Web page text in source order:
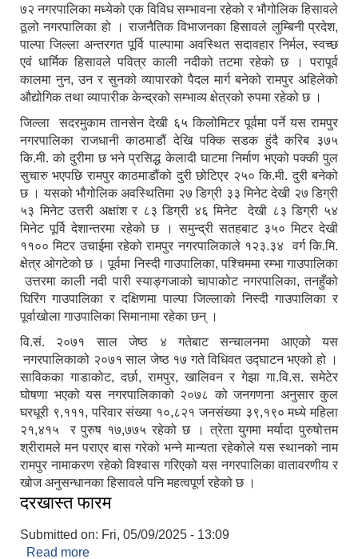
७२ नगरपालिका मध्येको एक विविध सम्भावना रहेको र भौगोलिक हिसावले
ठूलो नगरपालिका हो । राजनैतिक विभाजनका हिसावले लुम्बिनी प्रदेश,
पाल्पा जिल्ला अन्तरगत पूर्वि पाल्पामा अवस्थित सदावहार निर्मल, स्वच्छ
एवं धार्मिक हिसावले पवित्र काली नदीको तटमा रहेको छ । परापूर्व
कालमा नुन, उन र सुनको व्यापारको पैदल मार्ग बनेको रामपुर अहिलेको
औद्योगिक तथा व्यापारीक केन्द्रको सम्भाव्य क्षेत्रको रुपमा रहेको छ ।
जिल्ला सदरमुकाम तानसेन देखी ६५ किलोमिटर पूर्वमा पर्ने यस रामपुर
नगरपालिका राजधानी काठमाडौं देखि पक्कि सडक हुंदै करिब ३७५
कि.मी. को दुरीमा छ भने प्रसिद्ध केलादी घाटमा निर्माण भएको पक्की पुल
सुचारु भएपछि रामपुर काठमाडौंको दुरी छोटिएर २५० कि.मी. दुरी बनेको
छ । यसको भौगोलिक अवस्थितिमा २७ डिग्री ३३ मिनेट देखी २७ डिग्री
५३ मिनेट उत्तरी अक्षांश र ८३ डिग्री ४६ मिनेट देखी ८३ डिग्री ५४
मिनेट पूर्वि देशान्तरमा रहेको छ । समुन्द्री सतहबाट ३५० मिटर देखी
११०० मिटर उचाईमा रहेको रामपुर नगरपालिकाले १२३.३४ वर्ग कि.मि.
क्षेत्र ओगटेको छ । पूर्वमा निस्दी गाउपालिका, पश्चिममा रम्भा गाउपालिका
उत्तरमा काली नदी पारी स्याङ्गजाको चापाकोट नगरपालिका, तनहुँको
घिरिंग गाउपालिका र दक्षिणमा पाल्पा जिल्लाको निस्दी गाउपालिका र
पूर्वाखोला गाउपालिका सिमानामा रहेका छन् ।
वि.सं. २०७१ साल जेष्ठ ४ गतेबाट सन्चालनमा आएको यस
नगरपालिकाको २०७१ साल जेष्ठ १७ गते विधिवत उद्घाटन भएको हो ।
साविकका गाडाकोट, दर्छा, रामपुर, खालिवन र गेझा गा.वि.स. समेटेर
घोषणा भएको यस नगरपालिकाको २०७८ को जनगणना अनुसार कुल
घरधूरी ९,१११, परिवार संख्या १०,८२१ जनसंख्या ३९,१९० मध्ये महिला
२१,४१५ र पुरुष १७,७७५ रहेको छ । त्रेता युगमा मर्यादा पुरुषोत्तम
श्रीरामले मन पराएर बास गरेको भन्ने मान्यता रहेकोले यस स्थानको नाम
रामपुर नामाकरण रहेको विश्वास गरिएको यस नगरपालिका वातावरणीय र
खोज अनुसन्धानका हिसावले पनि महत्वपूर्ण रहेको छ ।
दरखास्त फारम
Submitted on: Fri, 05/09/2025 - 13:09
Read more